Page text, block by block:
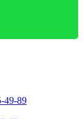
49-89